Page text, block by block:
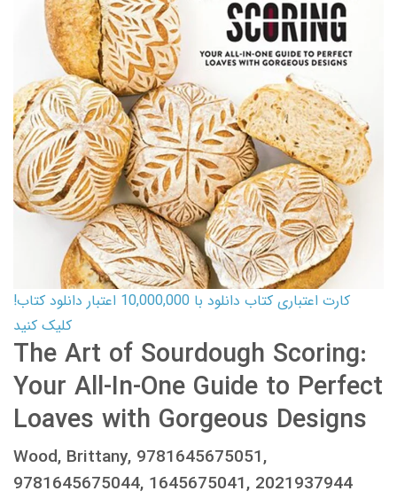
کارت اعتباری کتاب دانلود با 10,000,000 اعتبار دانلود کتاب!
کلیک کنید
The Art of Sourdough Scoring:
Your All-In-One Guide to Perfect
Loaves with Gorgeous Designs
Wood, Brittany, 9781645675051,
9781645675044, 1645675041, 2021937944